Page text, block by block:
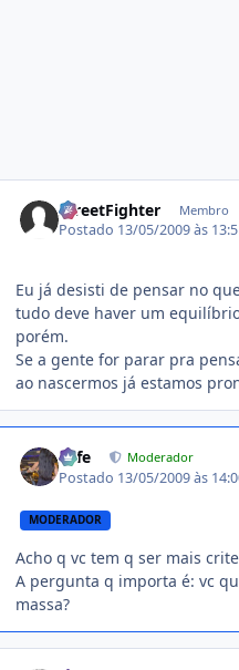
StreetFighter Membro
Postado 13/05/2009 às
Eu já desisti de pensar no
tudo deve haver um
porém.
Se a gente for parar pra
ao nascermos já estamos
Fefe Moderador
Postado 13/05/2009 às
MODERADOR
Acho q vc tem q ser mais
A pergunta q importa é: vc
massa?